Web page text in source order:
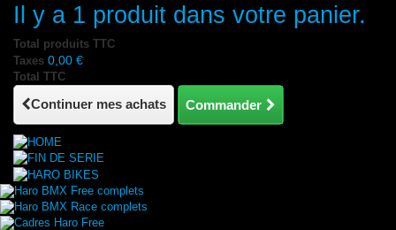
Il y a 1 produit dans votre panier.
Total produits TTC
Taxes 0,00 €
Total TTC
Continuer mes achats Commander
Haro BMX Free complets
Haro BMX Race complets
Cadres Haro Free